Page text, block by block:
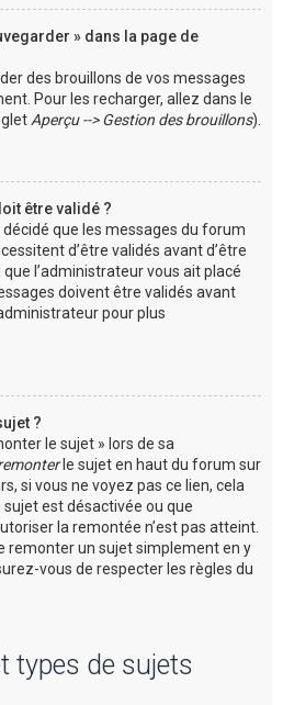
» dans la page de
des brouillons de vos messages
Pour les recharger, allez dans le
Aperçu --> Gestion des brouillons).
être validé ?
décidé que les messages du forum
d’être validés avant d’être
l’administrateur vous ait placé
doivent être validés avant
pour plus
?
le sujet » lors de sa
le sujet en haut du forum sur
si vous ne voyez pas ce lien, cela
est désactivée ou que
la remontée n’est pas atteint.
remonter un sujet simplement en y
vous de respecter les règles du
types de sujets